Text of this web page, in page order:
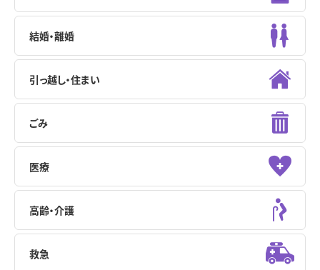
結婚・離婚
引っ越し・住まい
ごみ
医療
高齢・介護
救急